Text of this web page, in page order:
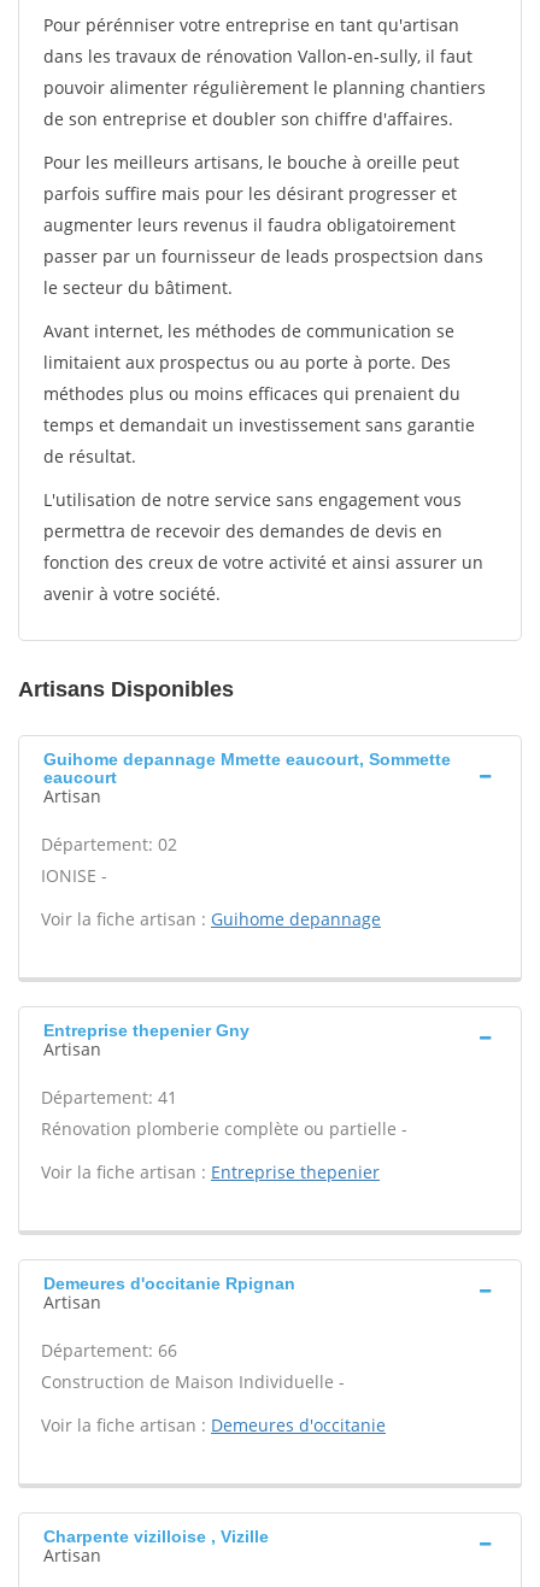
Pour pérénniser votre entreprise en tant qu'artisan
dans les travaux de rénovation Vallon-en-sully, il faut
pouvoir alimenter régulièrement le planning chantiers
de son entreprise et doubler son chiffre d'affaires.
Pour les meilleurs artisans, le bouche à oreille peut
parfois suffire mais pour les désirant progresser et
augmenter leurs revenus il faudra obligatoirement
passer par un fournisseur de leads prospectsion dans
le secteur du bâtiment.
Avant internet, les méthodes de communication se
limitaient aux prospectus ou au porte à porte. Des
méthodes plus ou moins efficaces qui prenaient du
temps et demandait un investissement sans garantie
de résultat.
L'utilisation de notre service sans engagement vous
permettra de recevoir des demandes de devis en
fonction des creux de votre activité et ainsi assurer un
avenir à votre société.
Artisans Disponibles
Guihome depannage Mmette eaucourt, Sommette
eaucourt
Artisan
Département: 02
IONISE -
Voir la fiche artisan : Guihome depannage
Entreprise thepenier Gny
Artisan
Département: 41
Rénovation plomberie complète ou partielle -
Voir la fiche artisan : Entreprise thepenier
Demeures d'occitanie Rpignan
Artisan
Département: 66
Construction de Maison Individuelle -
Voir la fiche artisan : Demeures d'occitanie
Charpente vizilloise , Vizille
Artisan